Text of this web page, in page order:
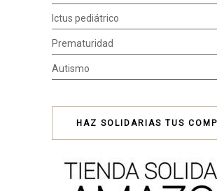
Ictus pediátrico
Prematuridad
Autismo
HAZ SOLIDARIAS TUS